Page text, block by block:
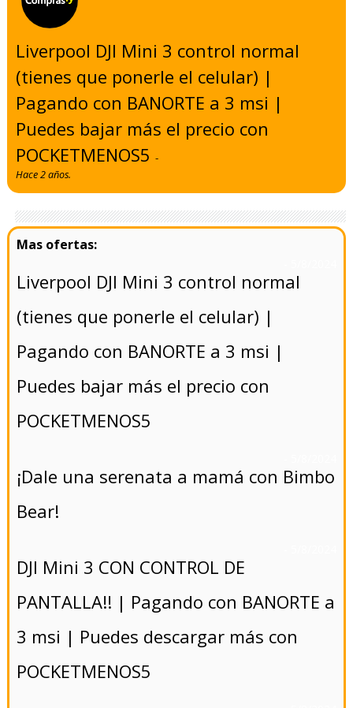
Liverpool DJI Mini 3 control normal
(tienes que ponerle el celular) |
Pagando con BANORTE a 3 msi |
Puedes bajar más el precio con
POCKETMENOS5-
Hace 2 años.
Liverpool DJI Mini 3 control normal
(tienes que ponerle el celular) |
Pagando con BANORTE a 3 msi |
Puedes bajar más el precio con
POCKETMENOS5
¡Dale una serenata a mamá con Bimbo
Bear!
DJI Mini 3 CON CONTROL DE
PANTALLA!! | Pagando con BANORTE a
3 msi | Puedes descargar más con
POCKETMENOS5